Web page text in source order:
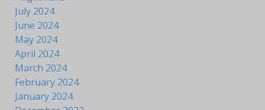
July 2024
June 2024
May 2024
April 2024
March 2024
February 2024
January 2024